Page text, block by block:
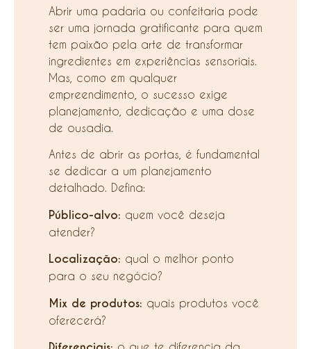
Abrir uma padaria ou confeitaria pode
ser uma jornada gratificante para quem
tem paixão pela arte de transformar
ingredientes em experiências sensoriais.
Mas, como em qualquer
empreendimento, o sucesso exige
planejamento, dedicação e uma dose
de ousadia.
Antes de abrir as portas, é fundamental
se dedicar a um planejamento
detalhado. Defina:
Público-alvo: quem você deseja
atender?
Localização: qual o melhor ponto
para o seu negócio?
Mix de produtos: quais produtos você
oferecerá?